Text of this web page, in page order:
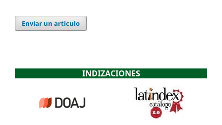
Enviar un artículo
INDIZACIONES